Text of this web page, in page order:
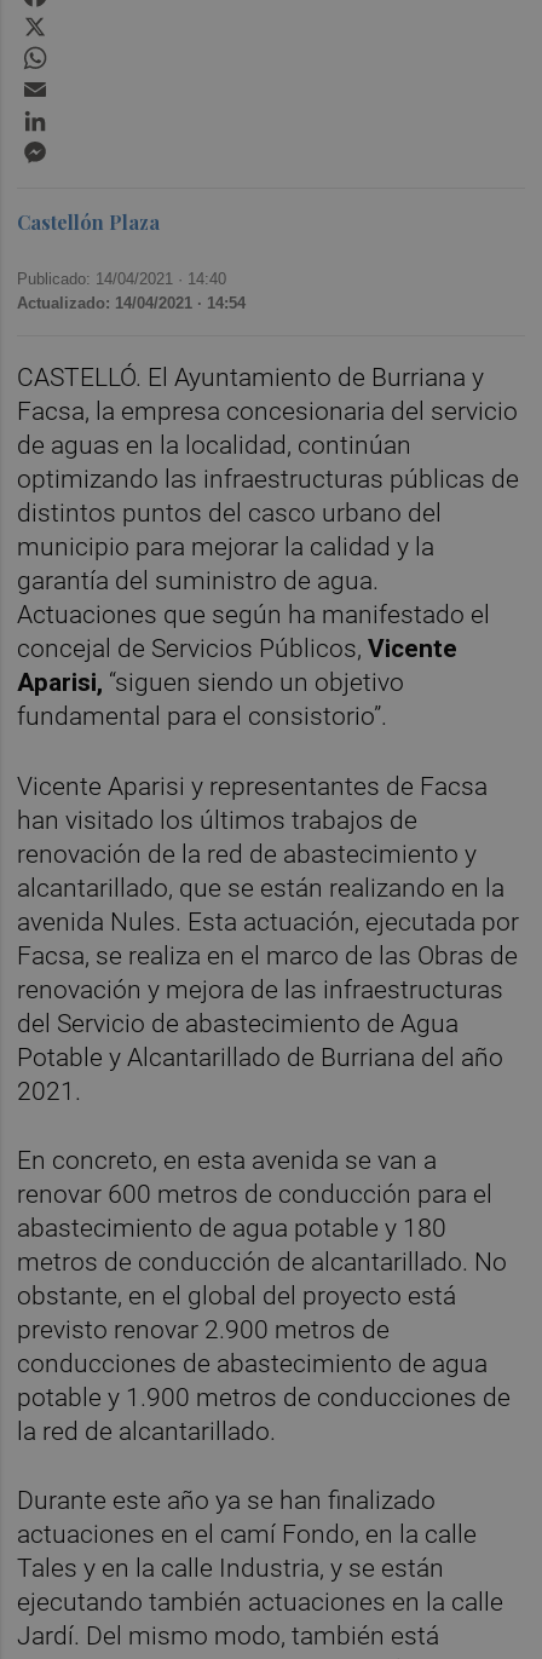
Castellón Plaza
Publicado: 14/04/2021 · 14:40
Actualizado: 14/04/2021 · 14:54
CASTELLÓ. El Ayuntamiento de Burriana y
Facsa, la empresa concesionaria del servicio
de aguas en la localidad, continúan
optimizando las infraestructuras públicas de
distintos puntos del casco urbano del
municipio para mejorar la calidad y la
garantía del suministro de agua.
Actuaciones que según ha manifestado el
concejal de Servicios Públicos, Vicente
Aparisi, “siguen siendo un objetivo
fundamental para el consistorio”.
Vicente Aparisi y representantes de Facsa
han visitado los últimos trabajos de
renovación de la red de abastecimiento y
alcantarillado, que se están realizando en la
avenida Nules. Esta actuación, ejecutada por
Facsa, se realiza en el marco de las Obras de
renovación y mejora de las infraestructuras
del Servicio de abastecimiento de Agua
Potable y Alcantarillado de Burriana del año
2021.
En concreto, en esta avenida se van a
renovar 600 metros de conducción para el
abastecimiento de agua potable y 180
metros de conducción de alcantarillado. No
obstante, en el global del proyecto está
previsto renovar 2.900 metros de
conducciones de abastecimiento de agua
potable y 1.900 metros de conducciones de
la red de alcantarillado.
Durante este año ya se han finalizado
actuaciones en el camí Fondo, en la calle
Tales y en la calle Industria, y se están
ejecutando también actuaciones en la calle
Jardí. Del mismo modo, también está